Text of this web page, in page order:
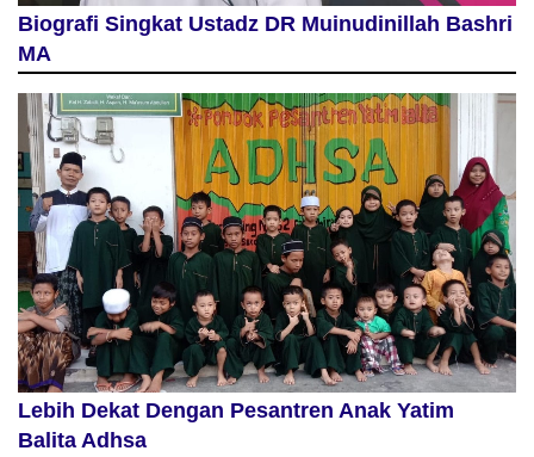
Biografi Singkat Ustadz DR Muinudinillah Bashri
MA
Lebih Dekat Dengan Pesantren Anak Yatim
Balita Adhsa